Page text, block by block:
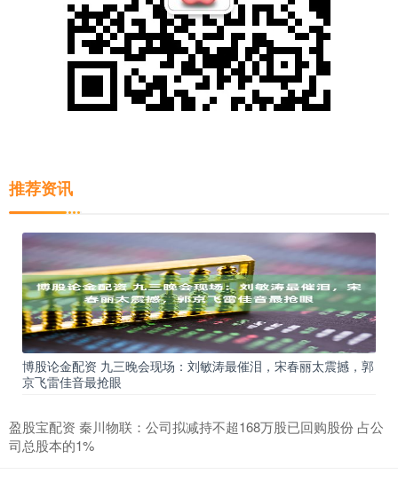
推荐资讯
博股论金配资 九三晚会现场：刘敏涛最催泪，宋春丽太震撼，郭
京飞雷佳音最抢眼
盈股宝配资 秦川物联：公司拟减持不超168万股已回购股份 占公
司总股本的1%